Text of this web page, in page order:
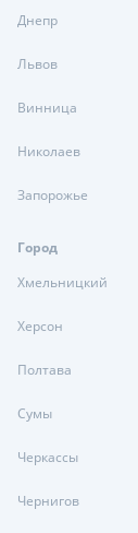
Днепр
Львов
Винница
Николаев
Запорожье
Город
Хмельницкий
Херсон
Полтава
Сумы
Черкассы
Чернигов